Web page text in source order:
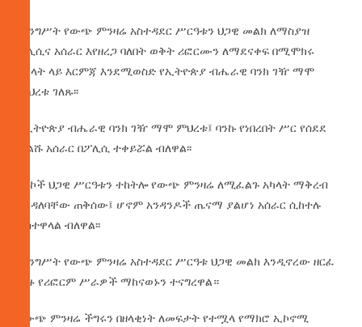
መንግሥት የውጭ ምንዛሬ አስተዳደር ሥርዓቱን ህጋዊ መልክ ለማስያዝ
ፖሊሲና አሰራር እየዘረጋ ባለበት ወቅት ሪፎርሙን ለማደናቀፍ በሚሞክሩ
አካላት ላይ እርምጃ እንደሚወስድ የኢትዮጵያ ብሔራዊ ባንክ ገዥ ማሞ
ምህረቱ ገለጹ፡፡
የኢትዮጵያ ብሔራዊ ባንክ ገዥ ማሞ ምህረቱ፤ ባንኩ የነበረበት ሥር የሰደደ
ብልሹ አሰራር በፖሊሲ ተቀይሯል ብለዋል፡፡
ባንኮች ህጋዊ ሥርዓቱን ተከትሎ የውጭ ምንዛሬ ለሚፈልጉ አካላት ማቅረብ
እንዳለባቸው ጠቅሰው፤ ሆኖም አንዳንዶች ጤናማ ያልሆነ አሰራር ሲከተሉ
ይስተዋላል ብለዋል፡፡
መንግሥት የውጭ ምንዛሬ አስተዳደር ሥርዓቱ ህጋዊ መልክ እንዲኖረው ዘርፈ
ብዙ የሪፎርም ሥራዎች ማከናወኑን ተናግረዋል።
የውጭ ምንዛሬ ችግሩን በዘላቂነት ለመፍታት የተሟላ የማክሮ ኢኮኖሚ